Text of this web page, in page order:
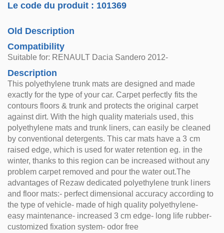
Le code du produit : 101369
Old Description
Compatibility
Suitable for: RENAULT Dacia Sandero 2012-
Description
This polyethylene trunk mats are designed and made
exactly for the type of your car. Carpet perfectly fits the
contours floors & trunk and protects the original carpet
against dirt. With the high quality materials used, this
polyethylene mats and trunk liners, can easily be cleaned
by conventional detergents. This car mats have a 3 cm
raised edge, which is used for water retention eg. in the
winter, thanks to this region can be increased without any
problem carpet removed and pour the water out.The
advantages of Rezaw dedicated polyethylene trunk liners
and floor mats:- perfect dimensional accuracy according to
the type of vehicle- made of high quality polyethylene-
easy maintenance- increased 3 cm edge- long life rubber-
customized fixation system- odor free